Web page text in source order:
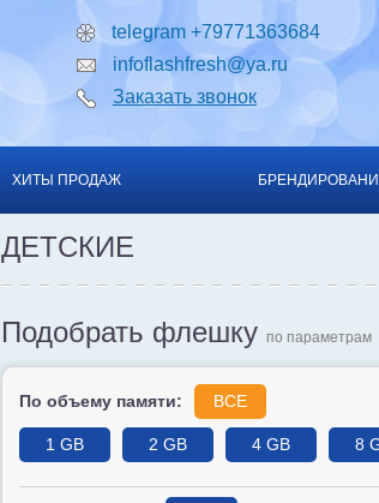
telegram +79771363684
infoflashfresh@ya.ru
Заказать звонок
ХИТЫ ПРОДАЖ
ДЕТСКИЕ
Подобрать флешку по параметрам
По объему памяти: ВСЕ
1 GB 2 GB 4 GB 8